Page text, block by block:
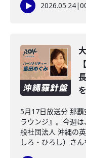
2026.05.24|
5月17日放送分 那
ラウンジ』。今週
般社団法人 沖縄の
しろ・ひろし）さん